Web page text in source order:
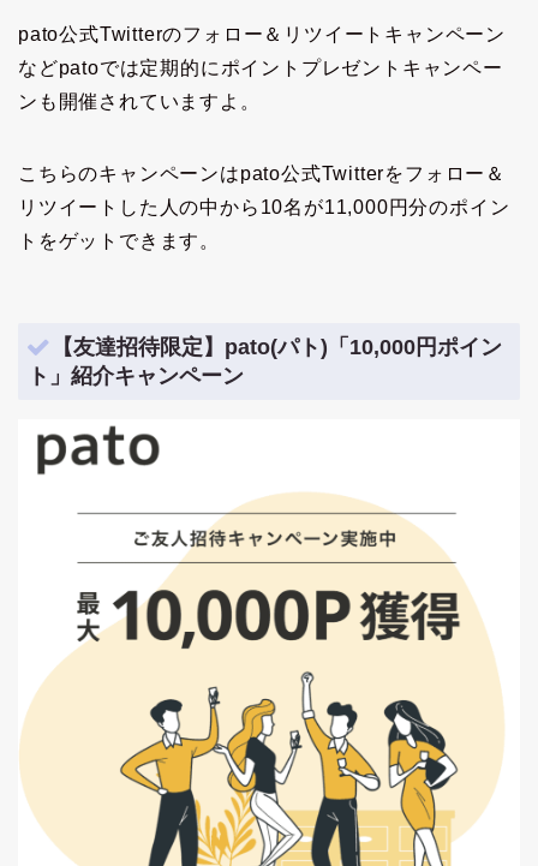
pato公式Twitterのフォロー＆リツイートキャンペーン
などpatoでは定期的にポイントプレゼントキャンペー
ンも開催されていますよ。
こちらのキャンペーンはpato公式Twitterをフォロー＆
リツイートした人の中から10名が11,000円分のポイン
トをゲットできます。
【友達招待限定】pato(パト)「10,000円ポイン
ト」紹介キャンペーン